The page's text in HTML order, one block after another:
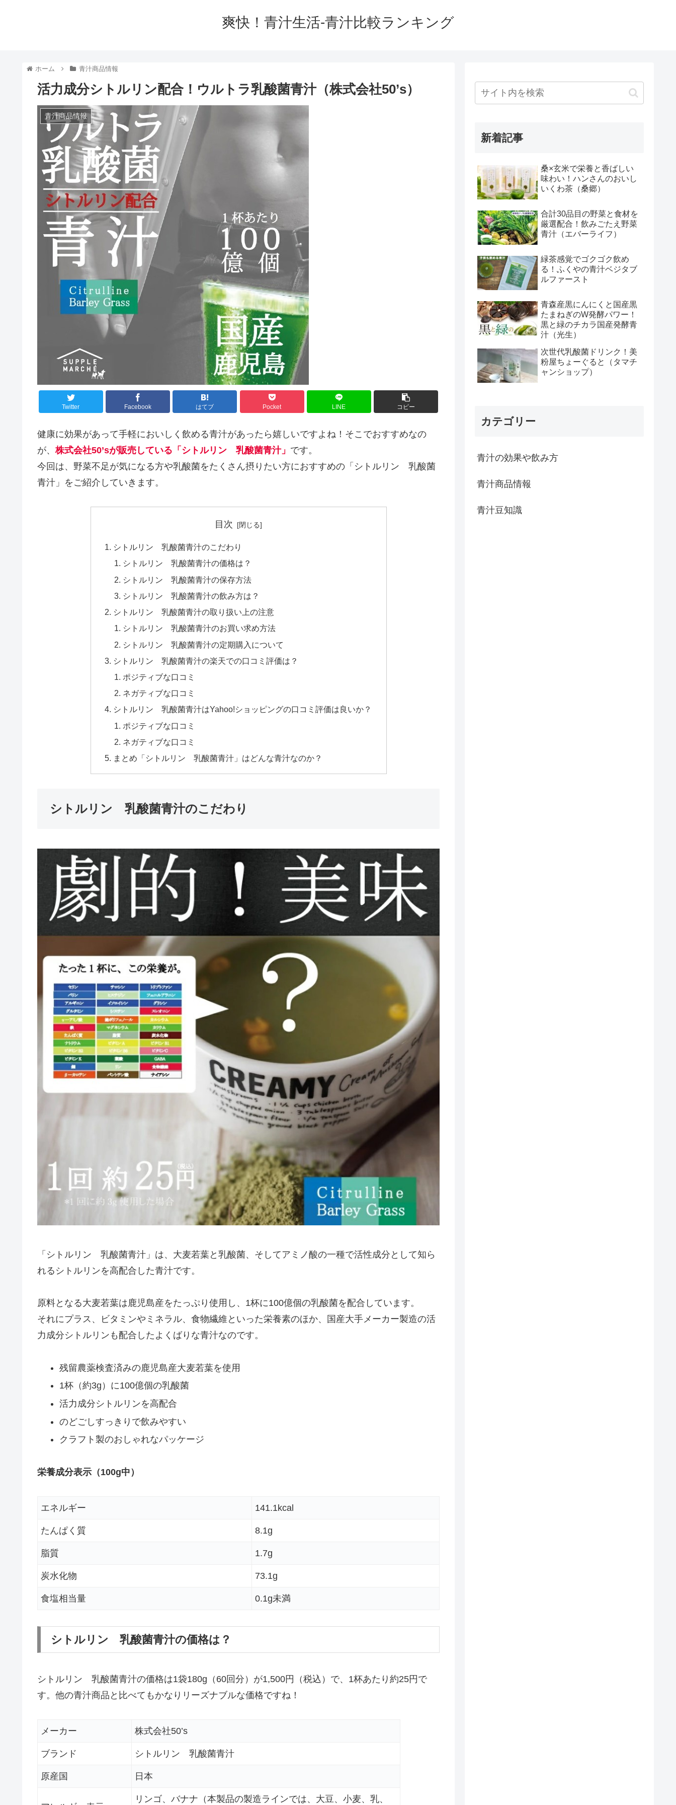
爽快！青汁生活-青汁比較ランキング
活力成分シトルリン配合！ウルトラ乳酸菌青汁（株式会社50’s）
青汁商品情報
Twitter Facebook はてブ Pocket LINE コピー
健康に効果があって手軽においしく飲める青汁があったら嬉しいですよね！そこでおすすめなの
が、株式会社50’sが販売している「シトルリン 乳酸菌青汁」 です。
今回は、野菜不足が気になる方や乳酸菌をたくさん摂りたい方におすすめの「シトルリン 乳酸菌
青汁」をご紹介していきます。
目次
シトルリン 乳酸菌青汁のこだわり
シトルリン 乳酸菌青汁の価格は？
シトルリン 乳酸菌青汁の保存方法
シトルリン 乳酸菌青汁の飲み方は？
シトルリン 乳酸菌青汁の取り扱い上の注意
シトルリン 乳酸菌青汁のお買い求め方法
シトルリン 乳酸菌青汁の定期購入について
シトルリン 乳酸菌青汁の楽天での口コミ評価は？
ポジティブな口コミ
ネガティブな口コミ
シトルリン 乳酸菌青汁はYahoo!ショッピングの口コミ評価は良いか？
ポジティブな口コミ
ネガティブな口コミ
まとめ「シトルリン 乳酸菌青汁」はどんな青汁なのか？
シトルリン 乳酸菌青汁のこだわり
「シトルリン 乳酸菌青汁」は、大麦若葉と乳酸菌、そしてアミノ酸の一種で活性成分として知ら
れるシトルリンを高配合した青汁です。
原料となる大麦若葉は鹿児島産をたっぷり使用し、1杯に100億個の乳酸菌を配合しています。
それにプラス、ビタミンやミネラル、食物繊維といった栄養素のほか、国産大手メーカー製造の活
力成分シトルリンも配合したよくばりな青汁なのです。
残留農薬検査済みの鹿児島産大麦若葉を使用
1杯（約3g）に100億個の乳酸菌
活力成分シトルリンを高配合
のどごしすっきりで飲みやすい
クラフト製のおしゃれなパッケージ
栄養成分表示（100g中）
エネルギー 141.1kcal
たんぱく質 8.1g
脂質 1.7g
炭水化物 73.1g
食塩相当量 0.1g未満
シトルリン 乳酸菌青汁の価格は？
シトルリン 乳酸菌青汁の価格は1袋180g（60回分）が1,500円（税込）で、1杯あたり約25円で
す。他の青汁商品と比べてもかなりリーズナブルな価格ですね！
メーカー 株式会社50’s
ブランド シトルリン 乳酸菌青汁
原産国 日本
リンゴ、バナナ（本製品の製造ラインでは、大豆、小麦、乳、
ホーム 青汁商品情報
新着記事
桑×玄米で栄養と香ばしい
味わい！ハンさんのおいし
いくわ茶（桑郷）
合計30品目の野菜と食材を
厳選配合！飲みごたえ野菜
青汁（エバーライフ）
緑茶感覚でゴクゴク飲め
る！ふくやの青汁ベジタブ
ルファースト
青森産黒にんにくと国産黒
たまねぎのW発酵パワー！
黒と緑のチカラ国産発酵青
汁（光生）
次世代乳酸菌ドリンク！美
粉屋ちょーぐると（タマチ
ャンショップ）
カテゴリー
青汁の効果や飲み方
青汁商品情報
青汁豆知識